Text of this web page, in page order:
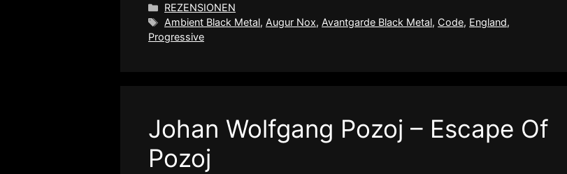
Kategorien
REZENSIONEN
Schlagwörter
Ambient Black Metal,Augur Nox,Avantgarde Black Metal, Code, England,
Progressive
Johan Wolfgang Pozoj – Escape Of
Pozoj